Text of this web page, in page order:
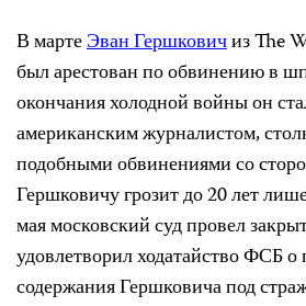
В мартеЭван Гершковичиз The
был арестован по обвинению в
окончания холодной войны он
американским журналистом,
подобными обвинениями со
Гершковичу грозит до 20 лет
мая московский суд провел
удовлетворил ходатайство ФСБ о
содержания Гершковича под